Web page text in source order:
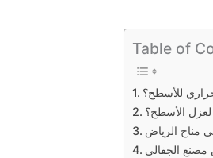
Table of
للأسطح؟
لعزل الأسطح؟
مناخ الرياض
مصنع الجفالي